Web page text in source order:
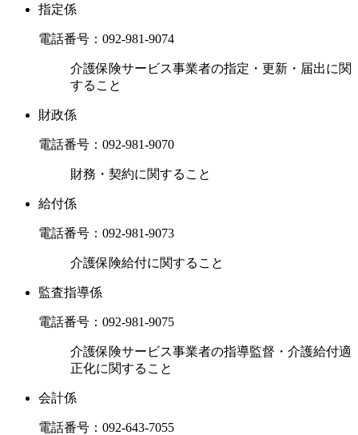
指定係
電話番号： 092-981-9074
介護保険サービス事業者の指定・更新・届出に関
すること
財政係
電話番号： 092-981-9070
財務・契約に関すること
給付係
電話番号： 092-981-9073
介護保険給付に関すること
監査指導係
電話番号： 092-981-9075
介護保険サービス事業者の指導監督・介護給付適
正化に関すること
会計係
電話番号： 092-643-7055